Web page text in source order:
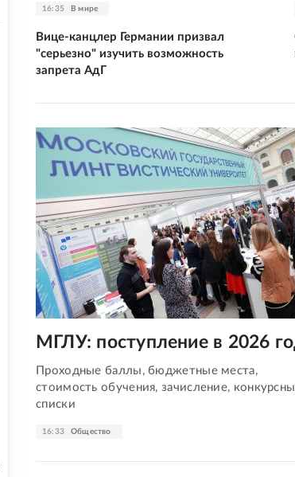
16:35 В мире
Вице-канцлер Германии призвал
"серьезно" изучить возможность
запрета АдГ
16:33 Общество
МГЛУ: поступление в 2026
Проходные баллы, бюджетные места,
стоимость обучения, зачисление,
списки